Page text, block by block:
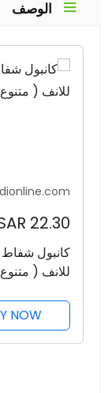
الوصف
22.30 SAR
كانبول
للانف (
NOW